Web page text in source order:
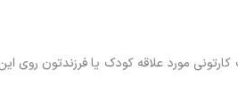
مورد علاقه کودک یا فرزندتون روی